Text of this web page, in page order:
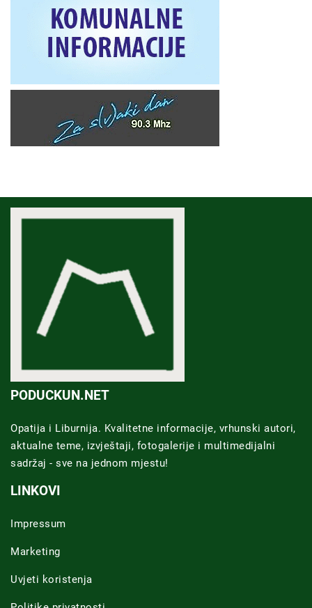
PODUCKUN.NET
Opatija i Liburnija. Kvalitetne informacije, vrhunski autori,
aktualne teme, izvještaji, fotogalerije i multimedijalni
sadržaj - sve na jednom mjestu!
LINKOVI
Impressum
Marketing
Uvjeti koristenja